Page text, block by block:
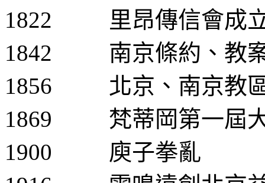
1822
里昂傳信會成
1842
南京條約、教
1856
北京、南京教
1869
梵蒂岡第一屆
1900
庾子拳亂